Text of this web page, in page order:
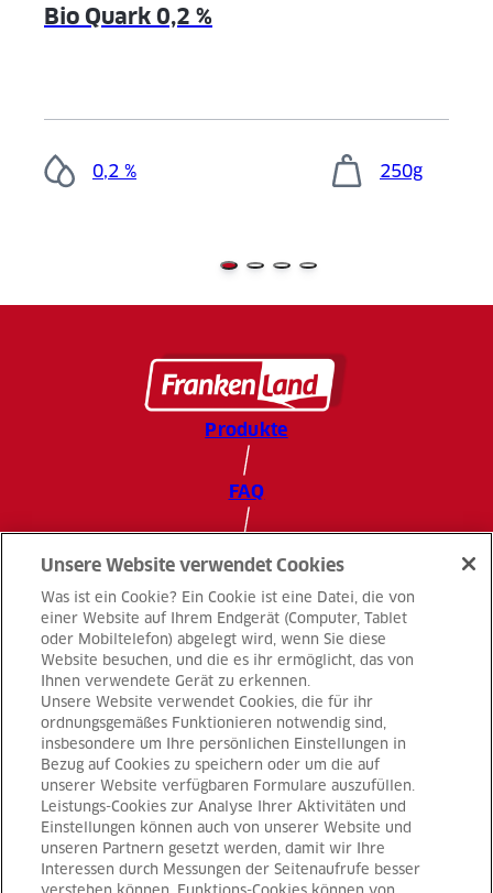
Bio Quark 0,2 %
0,2 % 250g
Produkte
FAQ
Kontakt
Datenschutz
Impressum
AGB
Cookie-Richtlinie
LACTALIS
Unsere Website verwendet Cookies
Was ist ein Cookie? Ein Cookie ist eine Datei, die von
einer Website auf Ihrem Endgerät (Computer, Tablet
oder Mobiltelefon) abgelegt wird, wenn Sie diese
Website besuchen, und die es ihr ermöglicht, das von
Ihnen verwendete Gerät zu erkennen.
Unsere Website verwendet Cookies, die für ihr
ordnungsgemäßes Funktionieren notwendig sind,
insbesondere um Ihre persönlichen Einstellungen in
Bezug auf Cookies zu speichern oder um die auf
unserer Website verfügbaren Formulare auszufüllen.
Leistungs-Cookies zur Analyse Ihrer Aktivitäten und
Einstellungen können auch von unserer Website und
unseren Partnern gesetzt werden, damit wir Ihre
Interessen durch Messungen der Seitenaufrufe besser